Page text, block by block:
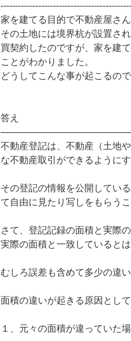
家を建てる目的で不動産屋さ
その土地には境界杭が設置さ
買契約したのですが、家を建
ことがわかりました。
どうしてこんな事が起こるの
答え
不動産登記は、不動産（土地
な不動産取引ができるように
その登記の情報を公開してい
て自由に見たり写しをもらう
さて、登記記録の面積と実際
実際の面積と一致していると
むしろ誤差も含めて多少の違
面積の違いが起きる原因とし
１、元々の面積が違っていた